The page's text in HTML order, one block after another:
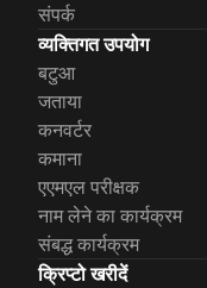
संपर्क
व्यक्तिगत उपयोग
बटुआ
जताया
कनवर्टर
कमाना
एएमएल परीक्षक
नाम लेने का कार्यक्रम
संबद्ध कार्यक्रम
क्रिप्टो खरीदें